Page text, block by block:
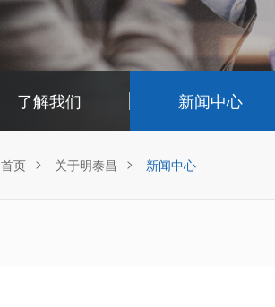
了解我们 新闻中心
首页 关于明泰昌 新闻中心